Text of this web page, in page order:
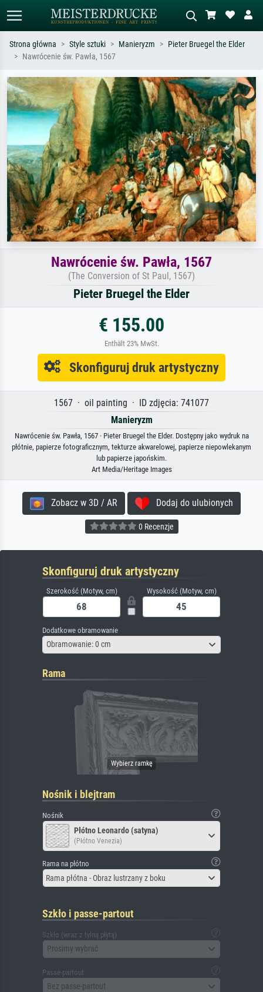
Szukaj wg artysty, tytułu lub stylu – np.
Monet, Gwiaździsta noc,
impresjonizm, fala Hokusaia, akt.
Opisz scenę – np. zielona łąka,
abstrakcja z czerwienią, ciemny olej,
stojący akt obok drzewa.
Strona główna Style sztuki Manieryzm
Pieter Bruegel the Elder
Nawrócenie św. Pawła, 1567
Nawrócenie św. Pawła, 1567
(The Conversion of St Paul, 1567)
Pieter Bruegel the Elder
€ 155.00
Enthält 23% MwSt.
Skonfiguruj druk artystyczny
1567 · oil painting · ID zdjęcia: 741077
Manieryzm
Nawrócenie św. Pawła, 1567 · Pieter Bruegel the Elder. Dostępny jako wydruk na
płótnie, papierze fotograficznym, tekturze akwarelowej, papierze niepowlekanym
lub papierze japońskim.
Art Media/Heritage Images
Zobacz w 3D / AR Dodaj do ulubionych
0 Recenzje
Skonfiguruj druk artystyczny
Szerokość (Motyw, cm) Wysokość (Motyw, cm)
Dodatkowe obramowanie
Obramowanie: 0 cm
Rama
Nośnik i blejtram
Nośnik
Płótno Leonardo (satyna)
(Płótno Venezia)
Rama na płótno
Rama płótna - Obraz lustrzany z boku
Szkło i passe-partout
Szkło (wraz z tylną płytą)
Prosimy wybrać
Passe-partout
Bez passe-partout